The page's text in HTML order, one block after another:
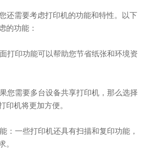
还需要考虑打印机的功能和特性。以下
的功能：
打印功能可以帮助您节省纸张和环境资
您需要多台设备共享打印机，那么选择
印机将更加方便。
：一些打印机还具有扫描和复印功能，
。